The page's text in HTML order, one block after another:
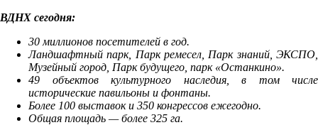
ВДНХ сегодня:
30 миллионов посетителей в год.
Ландшафтный парк, Парк ремесел, Парк знаний, ЭКСПО,
Музейный город, Парк будущего, парк «Останкино».
49 объектов культурного наследия, в том числе
исторические павильоны и фонтаны.
Более 100 выставок и 350 конгрессов ежегодно.
Общая площадь — более 325 га.